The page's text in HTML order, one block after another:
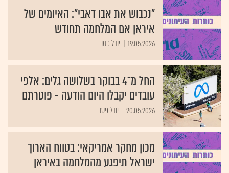
"נכבוש את אבו דאבי": האיומים של
איראן אם המלחמה תחודש
19.05.2026 יובל פסו
החל מ־4 בבוקר בשלושה גלים: אלפי
עובדים יקבלו היום הודעה - פוטרתם
20.05.2026 יובל פסו
מכון מחקר אמריקאי: בטווח הארוך
ישראל תיפגע מהמלחמה באיראן